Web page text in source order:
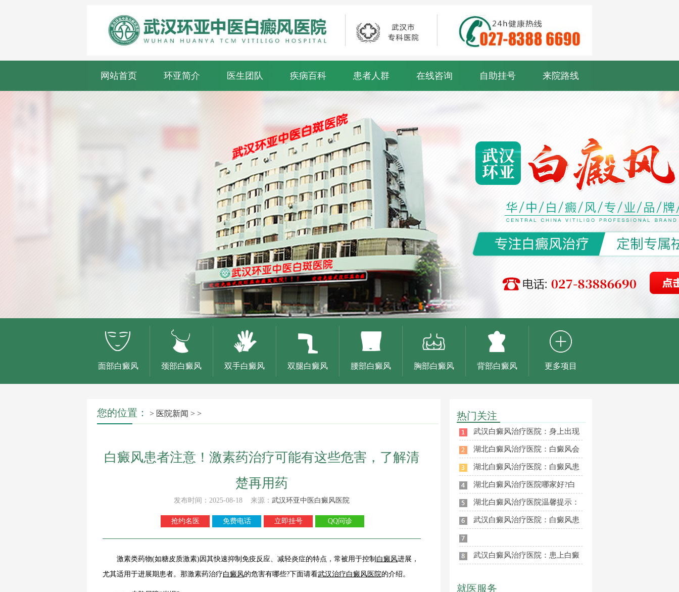
网站首页 环亚简介 医生团队 疾病百科 患者人群 在线咨询 自助挂号 来院路线
面部白癜风 颈部白癜风 双手白癜风 双腿白癜风 腰部白癜风 胸部白癜风 背部白癜风 更多项目
您的位置： > 医院新闻 > >
白癜风患者注意！激素药治疗可能有这些危害，了解清
楚再用药
发布时间：2025-08-18 来源： 武汉环亚中医白癜风医院
抢约名医 免费电话 立即挂号 QQ问诊
激素类药物(如糖皮质激素)因其快速抑制免疫反应、减轻炎症的特点，常被用于控制 白癜风进展，
尤其适用于进展期患者。那激素药治疗白癜风的危害有哪些?下面请看武汉治疗白癜风医院的介绍。
热门关注
武汉白癜风治疗医院：身上出现
湖北白癜风治疗医院：白癜风会
湖北白癜风治疗医院：白癜风患
湖北白癜风治疗医院哪家好?白
湖北白癜风治疗医院温馨提示：
武汉白癜风治疗医院：白癜风患
武汉白癜风治疗医院：患上白癜
就医服务